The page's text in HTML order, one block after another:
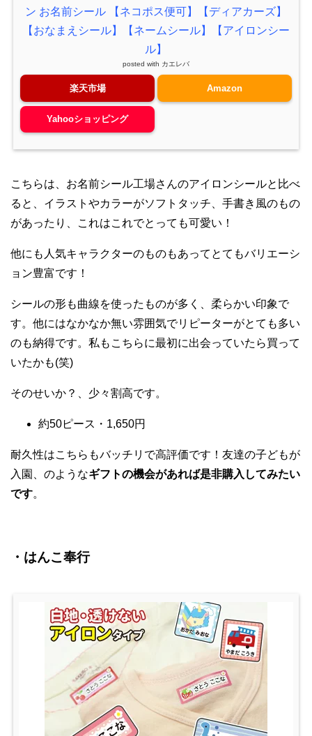
ン お名前シール 【ネコポス便可】【ディアカーズ】
【おなまえシール】【ネームシール】【アイロンシー
ル】
posted with カエレバ
楽天市場 Amazon
Yahooショッピング
こちらは、お名前シール工場さんのアイロンシールと比べ
ると、イラストやカラーがソフトタッチ、手書き風のもの
があったり、これはこれでとっても可愛い！
他にも人気キャラクターのものもあってとてもバリエーシ
ョン豊富です！
シールの形も曲線を使ったものが多く、柔らかい印象で
す。他にはなかなか無い雰囲気でリピーターがとても多い
のも納得です。私もこちらに最初に出会っていたら買って
いたかも(笑)
そのせいか？、少々割高です。
約50ピース・1,650円
耐久性はこちらもバッチリで高評価です！友達の子どもが
入園、のようなギフトの機会があれば是非購入してみたい
です。
・はんこ奉行